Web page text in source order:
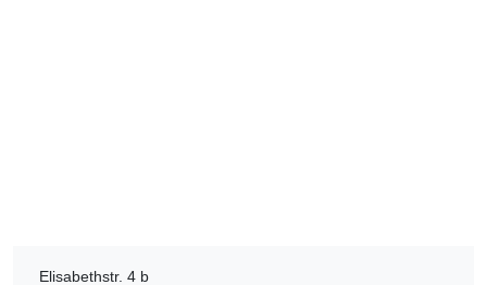
Elisabethstr. 4 b